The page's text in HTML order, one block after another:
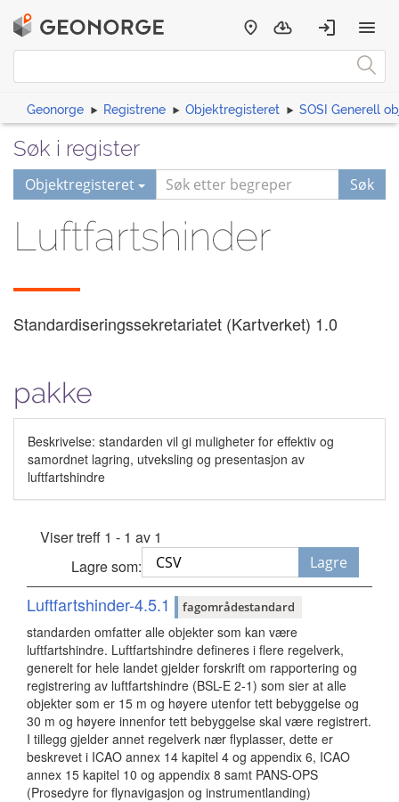
Geonorge Registrene Objektregisteret SOSI Generell
Søk i register
Objektregisteret Søk
Luftfartshinder
Standardiseringssekretariatet (Kartverket) 1.0
pakke
Beskrivelse: standarden vil gi muligheter for effektiv og
samordnet lagring, utveksling og presentasjon av
luftfartshindre
Viser treff 1 - 1 av 1
Lagre som:
Lagre
Luftfartshinder-4.5.1 fagområdestandard
standarden omfatter alle objekter som kan være
luftfartshindre. Luftfartshindre defineres i flere regelverk,
generelt for hele landet gjelder forskrift om rapportering og
registrering av luftfartshindre (BSL-E 2-1) som sier at alle
objekter som er 15 m og høyere utenfor tett bebyggelse og
30 m og høyere innenfor tett bebyggelse skal være registrert.
I tillegg gjelder annet regelverk nær flyplasser, dette er
beskrevet i ICAO annex 14 kapitel 4 og appendix 6, ICAO
annex 15 kapitel 10 og appendix 8 samt PANS-OPS
(Prosedyre for flynavigasjon og instrumentlanding)